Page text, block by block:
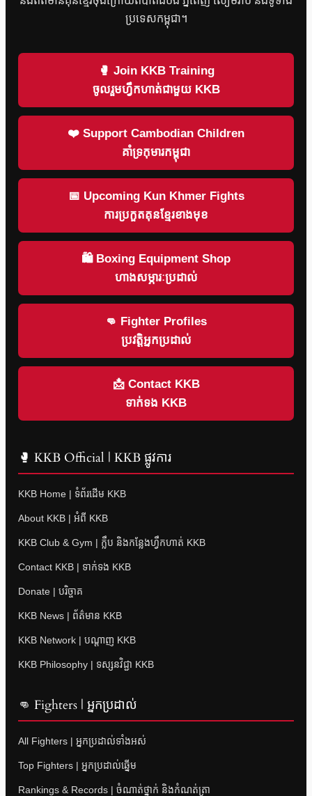
ប្រទេសកម្ពុជា។
🥊 Join KKB Training
ចូលរួមហ្វឹកហាត់ជាមួយ KKB
❤️ Support Cambodian Children
គាំទ្រកុមារកម្ពុជា
📅 Upcoming Kun Khmer Fights
ការប្រកួតគុនខ្មែរខាងមុខ
🛍 Boxing Equipment Shop
ហាងសម្ភារៈប្រដាល់
👊 Fighter Profiles
ប្រវត្តិអ្នកប្រដាល់
📩 Contact KKB
ទាក់ទង KKB
🥊 KKB Official | KKB ផ្លូវការ
KKB Home | ទំព័រដើម KKB
About KKB | អំពី KKB
KKB Club & Gym | ក្លឹប និងកន្លែងហ្វឹកហាត់ KKB
Contact KKB | ទាក់ទង KKB
Donate | បរិច្ចាគ
KKB News | ព័ត៌មាន KKB
KKB Network | បណ្តាញ KKB
KKB Philosophy | ទស្សនវិជ្ជា KKB
👊 Fighters | អ្នកប្រដាល់
All Fighters | អ្នកប្រដាល់ទាំងអស់
Top Fighters | អ្នកប្រដាល់ឆ្នើម
Rankings & Records | ចំណាត់ថ្នាក់ និងកំណត់ត្រា